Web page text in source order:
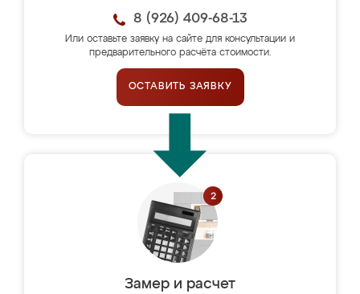
8 (926) 409-68-13
Или оставьте заявку на сайте для консультации и
предварительного расчёта стоимости.
ОСТАВИТЬ ЗАЯВКУ
Замер и расчет